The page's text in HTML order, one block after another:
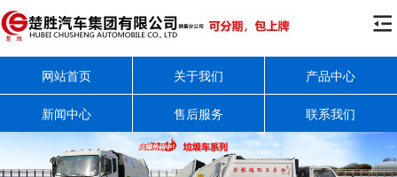

网站首页 关于我们 产品中心
新闻中心 售后服务 联系我们